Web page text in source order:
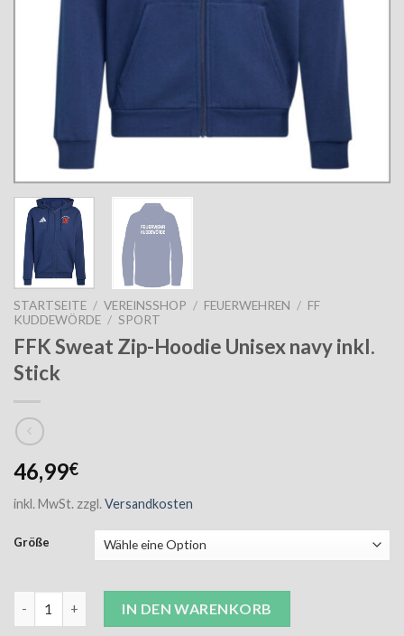
STARTSEITE / VEREINSSHOP / FEUERWEHREN / FF
KUDDEWÖRDE / SPORT
FFK Sweat Zip-Hoodie Unisex navy inkl.
Stick
46,99€
inkl. MwSt. zzgl. Versandkosten
Größe
IN DEN WARENKORB